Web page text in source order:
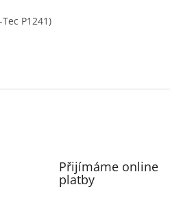
P1241)
Přijímáme online
platby